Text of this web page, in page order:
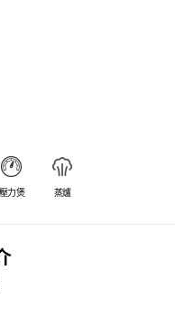
壓力煲 蒸爐